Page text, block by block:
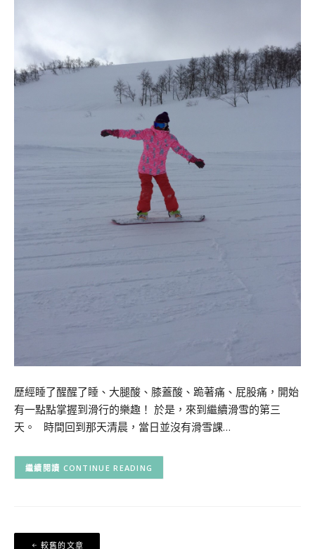
歷經睡了醒醒了睡、大腿酸、膝蓋酸、跪著痛、屁股痛，開始
有一點點掌握到滑行的樂趣！ 於是，來到繼續滑雪的第三
天。 時間回到那天清晨，當日並沒有滑雪課…
CONTINUE READING
較舊的文章